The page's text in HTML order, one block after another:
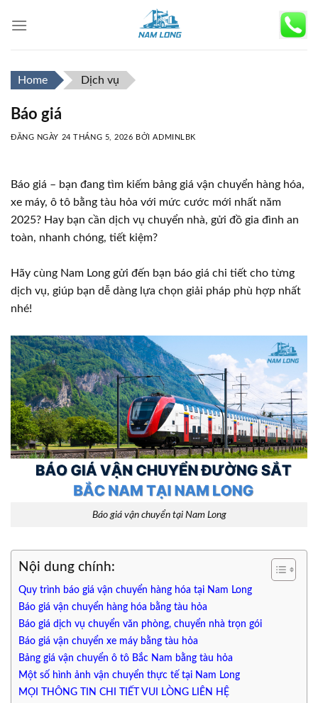
Home Dịch vụ
Báo giá
ĐĂNG NGÀY 24 THÁNG 5, 2026 BỞIADMINLBK
Báo giá – bạn đang tìm kiếm bảng giá vận chuyển hàng hóa,
xe máy, ô tô bằng tàu hỏa với mức cước mới nhất năm
2025? Hay bạn cần dịch vụ chuyển nhà, gửi đồ gia đình an
toàn, nhanh chóng, tiết kiệm?
Hãy cùng Nam Long gửi đến bạn báo giá chi tiết cho từng
dịch vụ, giúp bạn dễ dàng lựa chọn giải pháp phù hợp nhất
nhé!
Báo giá vận chuyển tại Nam Long
Nội dung chính:
Quy trình báo giá vận chuyển hàng hóa tại Nam Long
Báo giá vận chuyển hàng hóa bằng tàu hỏa
Báo giá dịch vụ chuyển văn phòng, chuyển nhà trọn gói
Báo giá vận chuyển xe máy bằng tàu hỏa
Bảng giá vận chuyển ô tô Bắc Nam bằng tàu hỏa
Một số hình ảnh vận chuyển thực tế tại Nam Long
MỌI THÔNG TIN CHI TIẾT VUI LÒNG LIÊN HỆ